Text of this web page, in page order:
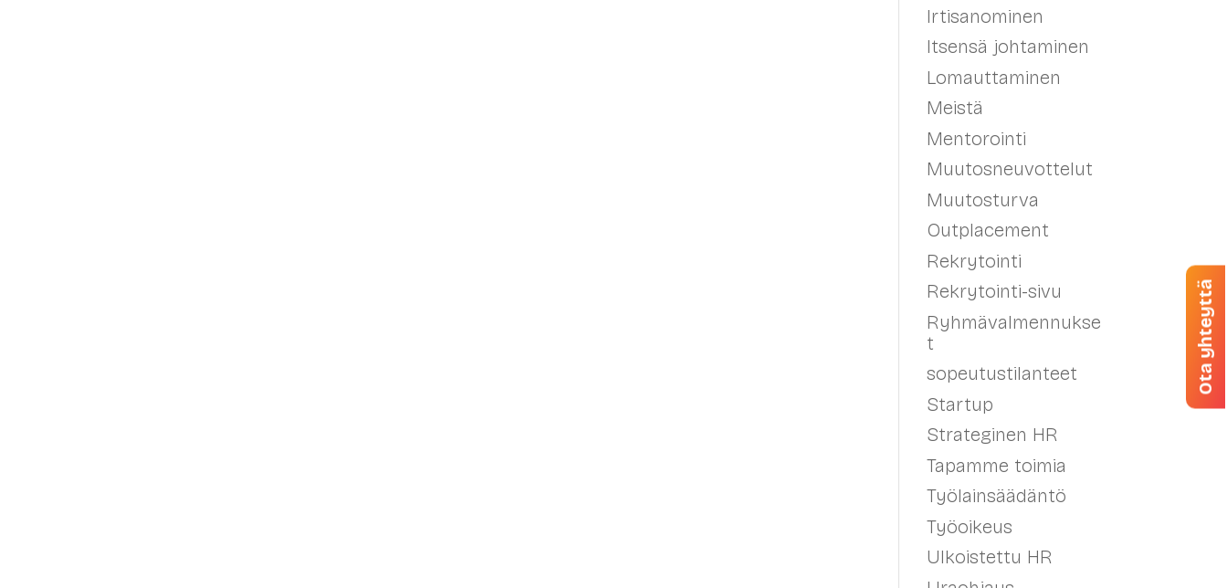
Irtisanominen
Itsensä johtaminen
Lomauttaminen
Meistä
Mentorointi
Muutosneuvottelut
Muutosturva
Outplacement
Rekrytointi
Rekrytointi-sivu
Ryhmävalmennukse
t
sopeutustilanteet
Startup
Strateginen HR
Tapamme toimia
Työlainsäädäntö
Työoikeus
Ulkoistettu HR
Ota yhteyttä